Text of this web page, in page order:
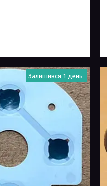
Залишився 1 день